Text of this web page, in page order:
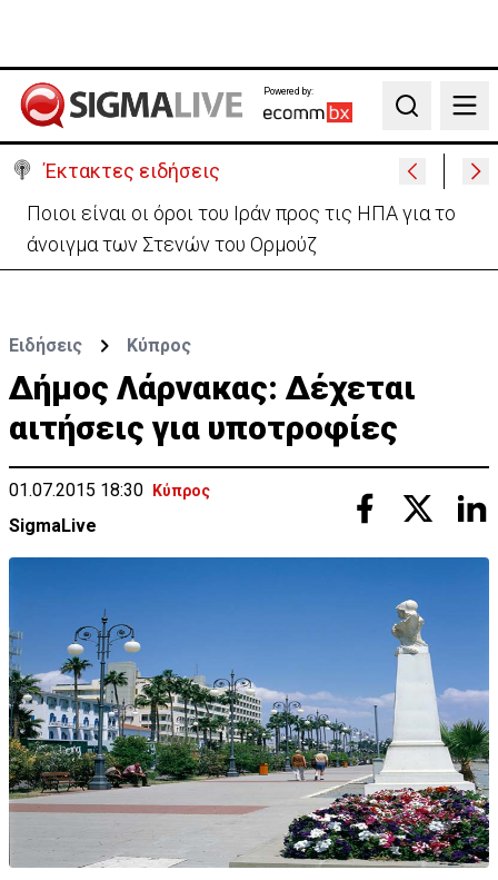
Powered by:
Search
Έκτακτες ειδήσεις
Υψηλές οι θερμοκρασίες με αυξημένη υγρασία
-«Στα παράλια είναι δύσκολα»
Ειδήσεις Κύπρος
Δήμος Λάρνακας: Δέχεται
αιτήσεις για υποτροφίες
01.07.2015 18:30 Κύπρος
SigmaLive